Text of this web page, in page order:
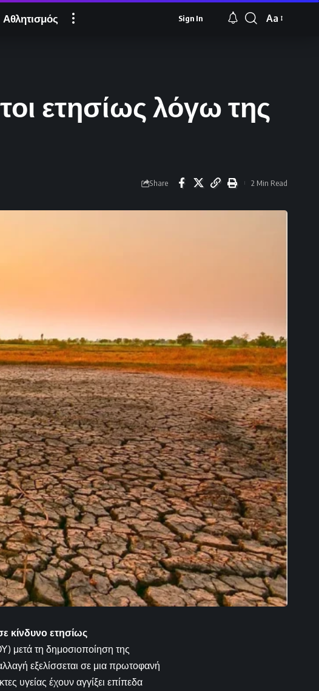
Αθλητισμός Sign In
Font
Aa
ετησίως λόγω της
Share 2 Min Read
κίνδυνο ετησίως
μετά τη δημοσιοποίηση της
εξελίσσεται σε μια πρωτοφανή
υγείας έχουν αγγίξει επίπεδα